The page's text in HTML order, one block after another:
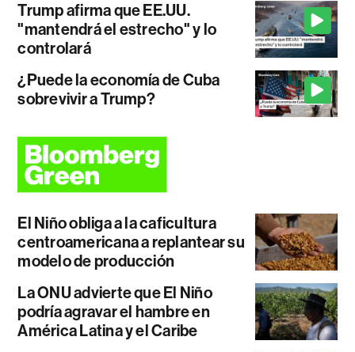
Trump afirma que EE.UU.
"mantendrá el estrecho" y lo
controlará
¿Puede la economía de Cuba
sobrevivir a Trump?
El Niño obliga a la caficultura
centroamericana a replantear su
modelo de producción
La ONU advierte que El Niño
podría agravar el hambre en
América Latina y el Caribe